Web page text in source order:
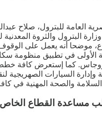
العامة للبترول،
البترول والثروة
موضحا أنه يعمل على الوقوف
وإدارة السيارات
السلامة والصحة المهنية في
مساعدة القطاع الخاص